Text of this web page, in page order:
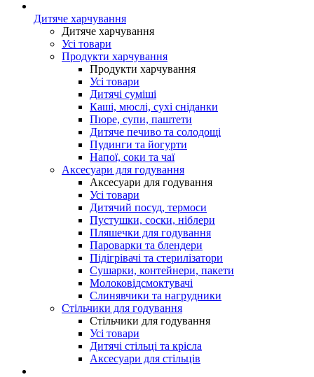
Дитяче харчування
Дитяче харчування
Усі товари
Продукти харчування
Продукти харчування
Усі товари
Дитячі суміші
Каші, мюслі, сухі сніданки
Пюре, супи, паштети
Дитяче печиво та солодощі
Пудинги та йогурти
Напої, соки та чаї
Аксесуари для годування
Аксесуари для годування
Усі товари
Дитячий посуд, термоси
Пустушки, соски, ніблери
Пляшечки для годування
Пароварки та блендери
Підігрівачі та стерилізатори
Сушарки, контейнери, пакети
Молоковідсмоктувачі
Слинявчики та нагрудники
Стільчики для годування
Стільчики для годування
Усі товари
Дитячі стільці та крісла
Аксесуари для стільців